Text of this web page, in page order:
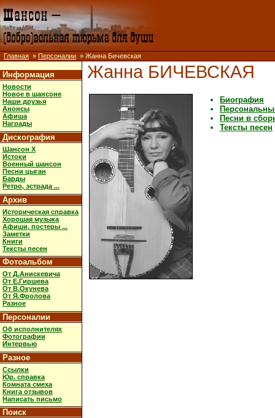
Главная » Персоналии » Жанна Бичевская
Информация
Новости
Новое в шансоне
Наши друзья
Анонсы
Афиша
Награды
Дискография
Шансон X
Истоки
Военный шансон
Песни цыган
Барды
Ретро, эстрада ...
Архив
Историческая справка
Хорошая музыка
Афиши, постеры ...
Заметки
Книги
Тексты песен
Фотоальбом
От Д.Анискевича
От Е.Гиршева
От В.Окунева
От Я.Фролова
Разное
Персоналии
Об исполнителях
Фотографии
Интервью
Разное
Ссылки
Юр. справка
Комната смеха
Книга отзывов
Написать письмо
Поиск
Жанна БИЧЕВСКАЯ
Биография
Песни в
Тексты песен